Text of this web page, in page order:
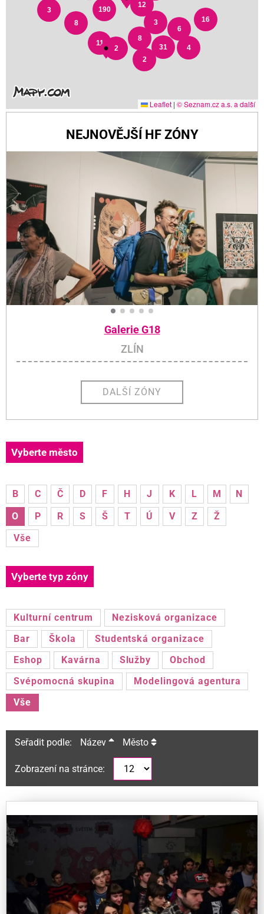
3
2
16
2
6
4
8
31
3
12
8
11
190
Leaflet | © Seznam.cz a.s. a další
NEJNOVĚJŠÍ HF ZÓNY
Galerie G18
ZLÍN
DALŠÍ ZÓNY
Vyberte město
B C Č D F H J K L M
N
O
P R S Š T Ú V Z
Ž
Vše
Vyberte typ zóny
Kulturní centrum
Nezisková organizace
Bar
Škola
Studentská organizace
Eshop
Kavárna Služby
Obchod
Svépomocná skupina
Modelingová agentura
Vše
Seřadit podle: Název Město
Zobrazení na stránce: